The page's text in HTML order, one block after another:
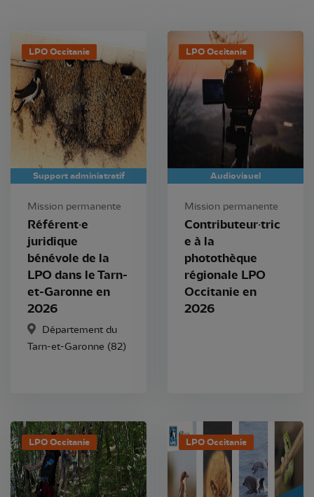
LPO Occitanie
Support administratif
Mission permanente
Référent·e
juridique
bénévole de la
LPO dans le Tarn-
et-Garonne en
2026
Département du
Tarn-et-Garonne (82)
LPO Occitanie
Audiovisuel
Mission permanente
Contributeur·tric
e à la
photothèque
régionale LPO
Occitanie en
2026
LPO Occitanie LPO Occitanie